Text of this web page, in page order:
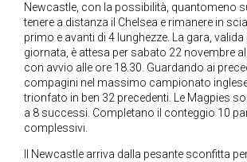
Newcastle, con la possibilità, quantomeno
tenere a distanza il Chelsea e rimanere in
primo e avanti di 4 lunghezze. La gara,
giornata, è attesa per sabato 22 novembre
con avvio alle ore 18.30. Guardando ai
compagini nel massimo campionato
trionfato in ben 32 precedenti. Le Magpies
a 8 successi. Completano il conteggio 10
complessivi.
Il Newcastle arriva dalla pesante sconfitta